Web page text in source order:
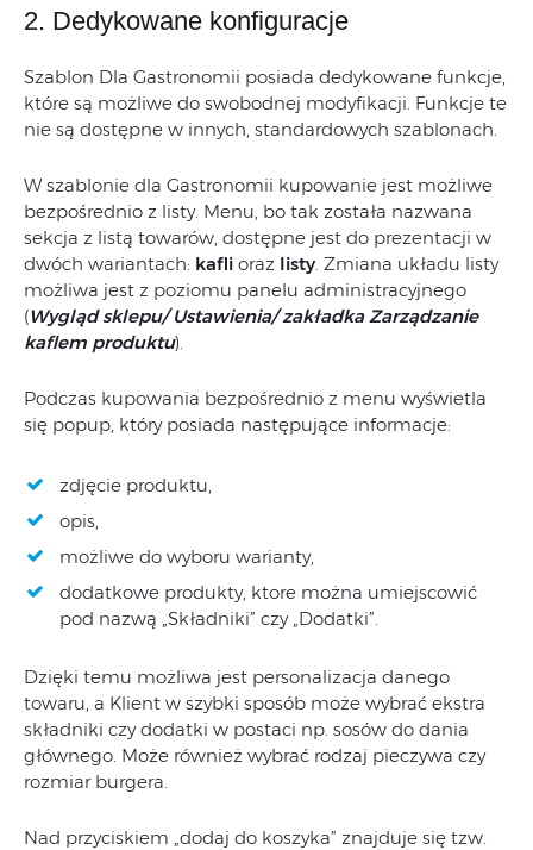
2. Dedykowane konfiguracje
Szablon Dla Gastronomii posiada dedykowane funkcje,
które są możliwe do swobodnej modyfikacji. Funkcje te
nie są dostępne w innych, standardowych szablonach.
W szablonie dla Gastronomii kupowanie jest możliwe
bezpośrednio z listy. Menu, bo tak została nazwana
sekcja z listą towarów, dostępne jest do prezentacji w
dwóch wariantach: kafli oraz listy. Zmiana układu listy
możliwa jest z poziomu panelu administracyjnego
(Wygląd sklepu/ Ustawienia/ zakładka Zarządzanie
kaflem produktu).
Podczas kupowania bezpośrednio z menu wyświetla
się popup, który posiada następujące informacje:
zdjęcie produktu,
opis,
możliwe do wyboru warianty,
dodatkowe produkty, ktore można umiejscowić
pod nazwą „Składniki” czy „Dodatki”.
Dzięki temu możliwa jest personalizacja danego
towaru, a Klient w szybki sposób może wybrać ekstra
składniki czy dodatki w postaci np. sosów do dania
głównego. Może również wybrać rodzaj pieczywa czy
rozmiar burgera.
Nad przyciskiem „dodaj do koszyka” znajduje się tzw.